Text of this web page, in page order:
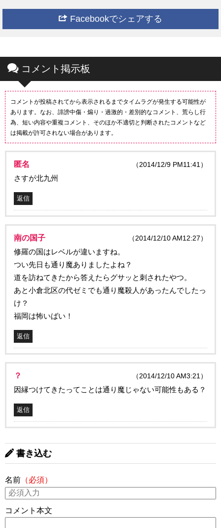
Facebookでシェアする
コメント掲示板
コメントが投稿されてから表示されるまでタイムラグが発生する可能性が
あります。なお、誹謗中傷・煽り・過激的・差別的なコメント、荒らし行
為、短い内容や重複コメント、そのほか不適切と判断されたコメントなど
は掲載が許可されない場合があります。
匿名 （2014/12/9 PM11:41）
さすが北九州
返信
南の国子 （2014/12/10 AM12:27）
修羅の国はレベルが違いますね。
つい先日も通り魔ありましたよね？
道を訪ねてきたから答えたらグサッと刺されたやつ。
あと小倉北区の代ゼミでも通り魔殺人があったんでしたっ
け？
福岡は怖いばい！
返信
？ （2014/12/10 AM3:21）
因縁つけてきたってことは通り魔じゃない可能性もある？
返信
書き込む
名前 （必須）
コメント本文